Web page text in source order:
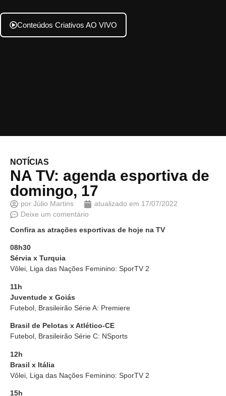
Conteúdos Criativos AO VIVO
NOTÍCIAS
NA TV: agenda esportiva de
domingo, 17
por Júlio Martins atualizado em 17/07/2022
Deixe um comentário
Confira as atrações esportivas de hoje na TV
08h30
Sérvia x Turquia
Vôlei, Liga das Nações Feminino: SporTV 2
11h
Juventude x Goiás
Futebol, Brasileirão Série A: Premiere
Brasil de Pelotas x Atlético-CE
Futebol, Brasileirão Série C: NSports
12h
Brasil x Itália
Vôlei, Liga das Nações Feminino: SporTV 2
15h